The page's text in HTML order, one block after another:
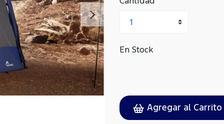
Siguiente
En Stock
Agregar al Carrito